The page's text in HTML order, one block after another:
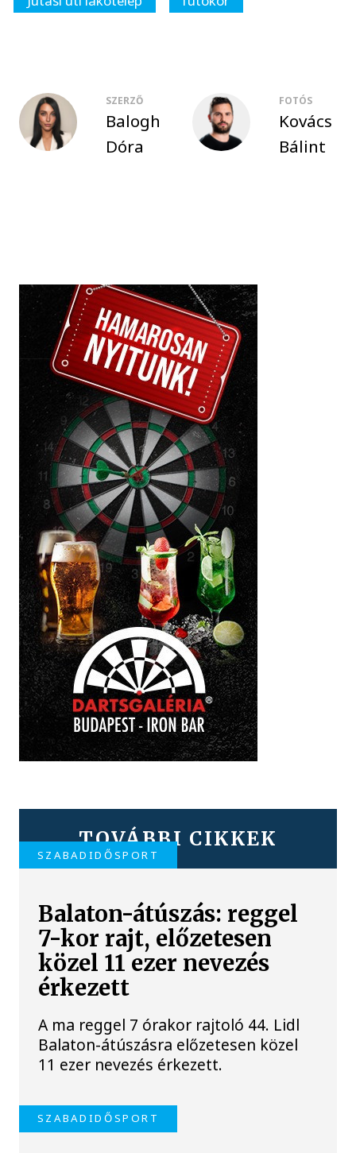
SZERZŐ
Balogh
Dóra
FOTÓS
Kovács
Bálint
TOVÁBBI CIKKEK
SZABADIDŐSPORT
Balaton-átúszás: reggel
7-kor rajt, előzetesen
közel 11 ezer nevezés
érkezett
A ma reggel 7 órakor rajtoló 44. Lidl
Balaton-átúszásra előzetesen közel
11 ezer nevezés érkezett.
SZABADIDŐSPORT